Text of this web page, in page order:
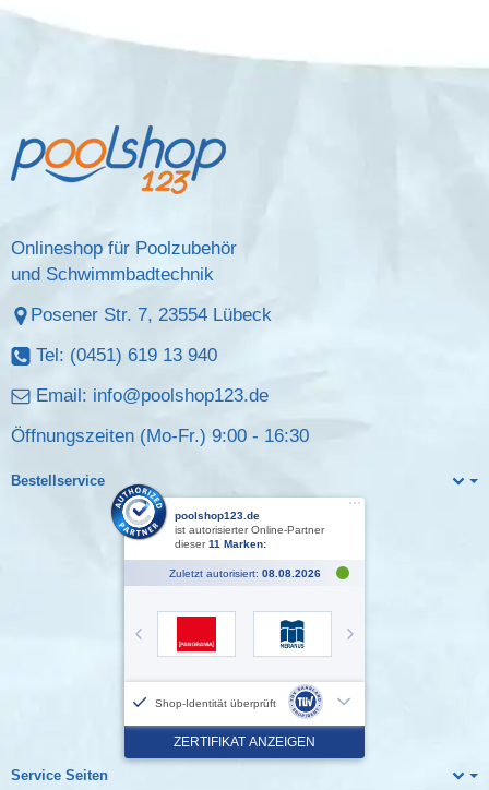
Onlineshop für Poolzubehör
und Schwimmbadtechnik
Posener Str. 7, 23554 Lübeck
Tel: (0451) 619 13 940
Email: info@poolshop123.de
Öffnungszeiten (Mo-Fr.) 9:00 - 16:30
Bestellservice
Service Seiten